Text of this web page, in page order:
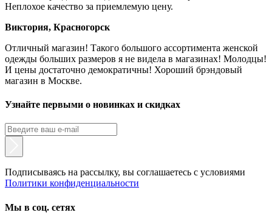
Неплохое качество за приемлемую цену.
Виктория, Красногорск
Отличный магазин! Такого большого ассортимента женской
одежды больших размеров я не видела в магазинах! Молодцы!
И цены достаточно демократичны! Хороший брэндовый
магазин в Москве.
Узнайте первыми о новинках и скидках
Подписываясь на рассылку, вы соглашаетесь с условиями
Политики конфиденциальности
Мы в соц. сетях